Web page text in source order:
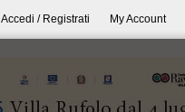
Accedi / Registrati My Account